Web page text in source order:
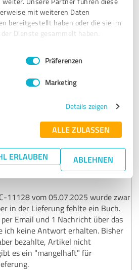
mit weiteren Daten
bereitgestellt haben oder die sie im
Dienste gesammelt haben.
Präferenzen
Marketing
Details zeigen
ALLE ZULASSEN
ERLAUBEN ABLEHNEN
über ihr Kontaktformular
Antwort erhalten.
bei Paypal eröffnet habe hat man
angeboten. Das war dann der
zu:
11128 vom 05.07.2025 wurde zwar
in der Lieferung fehlte ein Buch.
Email und 1 Nachricht über das
ich keine Antwort erhalten. Bisher
bezahlte, Artikel nicht
es ein "mangelhaft" für